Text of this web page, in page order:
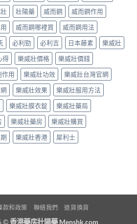
壯陽藥 威而鋼
威而鋼作用
威而鋼哪裡買
威而鋼用法
必利勁 必利吉 日本藤素
樂威壯
得 樂威壯價格
樂威壯價錢
作用 樂威壯功效
樂威壯台灣官網
樂威壯效果
樂威壯服用方法
樂威壯膜衣錠
樂威壯藥局
樂威壯藥房
樂威壯購買
樂威壯香港 犀利士
款和政策 聯絡我們 退貨換貨
©香港藥房壯陽藥 Menshk.com